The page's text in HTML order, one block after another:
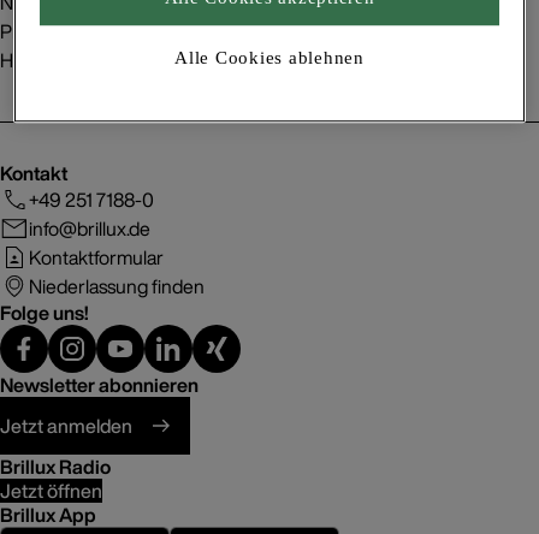
Presse
Handelspartner
Kontakt
+49 251 7188-0
info@brillux.de
Kontaktformular
Niederlassung finden
Folge uns!
Newsletter abonnieren
Jetzt anmelden
Brillux Radio
Jetzt öffnen
Brillux App
Alle Cookies ablehnen